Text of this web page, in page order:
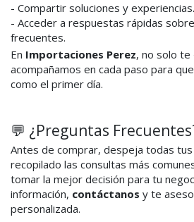
- Compartir soluciones y experiencias.
- Acceder a respuestas rápidas
frecuentes.
En Importaciones Perez, no solo te
acompañamos en cada paso para
como el primer día.
💬 ¿Preguntas
Antes de comprar, despeja todas
recopilado las consultas más
tomar la mejor decisión para tu
información, contáctanos y te
personalizada.